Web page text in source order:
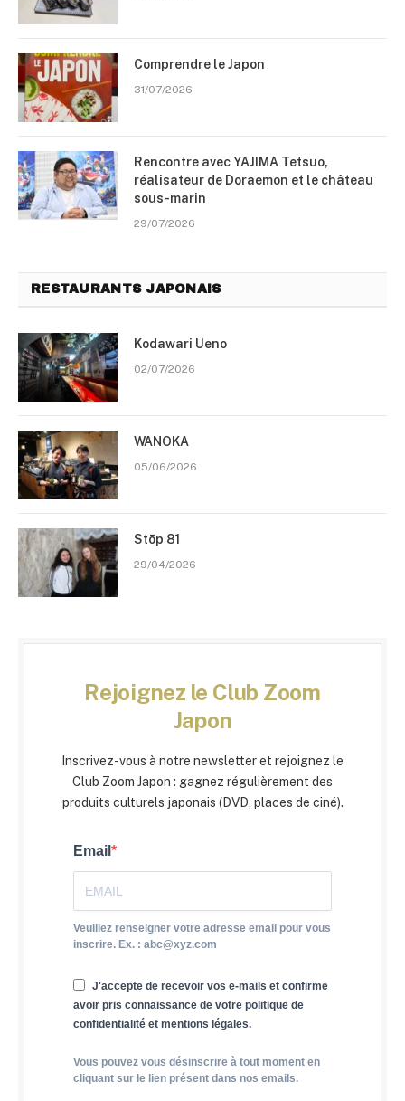
Comprendre le Japon
31/07/2026
Rencontre avec YAJIMA Tetsuo,
réalisateur de Doraemon et le château
sous-marin
29/07/2026
RESTAURANTS JAPONAIS
Kodawari Ueno
02/07/2026
WANOKA
05/06/2026
Stōp 81
29/04/2026
Rejoignez le Club Zoom
Japon
Inscrivez-vous à notre newsletter et rejoignez le
Club Zoom Japon : gagnez régulièrement des
produits culturels japonais (DVD, places de ciné).
Email
Veuillez renseigner votre adresse email pour vous
inscrire. Ex. : abc@xyz.com
J'accepte de recevoir vos e-mails et confirme
avoir pris connaissance de votre politique de
confidentialité et mentions légales.
Vous pouvez vous désinscrire à tout moment en
cliquant sur le lien présent dans nos emails.